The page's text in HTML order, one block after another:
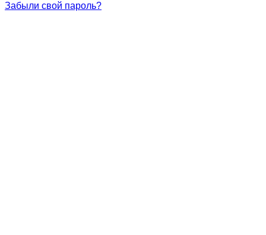
Забыли свой пароль?